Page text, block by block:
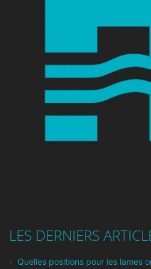
LES DERNIERS
Quelles positions pour les lames